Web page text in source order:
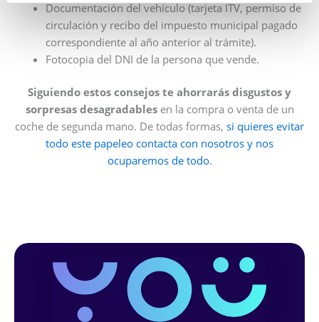
Documentación del vehículo (tarjeta ITV, permiso de
circulación y recibo del impuesto municipal pagado
correspondiente al año anterior al trámite).
Fotocopia del DNI de la persona que vende.
Siguiendo estos consejos te ahorrarás disgustos y
sorpresas desagradablesen la compra o venta de un
coche de segunda mano. De todas formas, si quieres evitar
todo este papeleo contacta con nosotros y nos
ocuparemos de todo.